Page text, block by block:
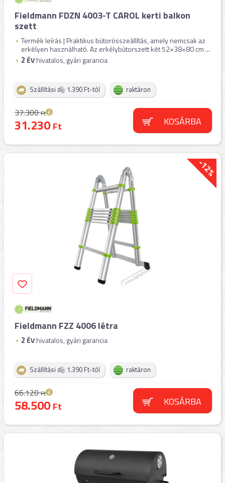
Fieldmann FDZN 4003-T CAROL kerti balkon
szett
Termék leírás | Praktikus bútorösszeállítás, amely nemcsak az
erkélyen használható. Az erkélybútorszett két 52×38×80 cm ...
2 ÉVhivatalos, gyári garancia
Szállítási díj: 1.390 Ft-tól raktáron
37.300Ft
31.230Ft KOSÁRBA
-12%
Fieldmann FZZ 4006 létra
2 ÉVhivatalos, gyári garancia
Szállítási díj: 1.390 Ft-tól raktáron
66.120Ft
58.500Ft KOSÁRBA